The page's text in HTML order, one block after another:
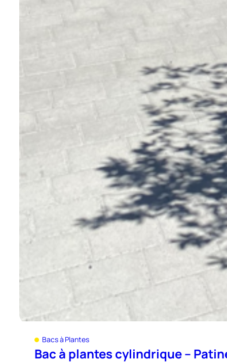
Bacs à Plantes
Bac à plantes cylindrique –